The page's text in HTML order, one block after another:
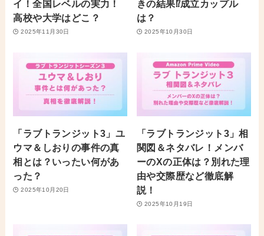
イ！全国レベルの実力！
高校や大学はどこ？
2025年11月30日
きの結果⁉︎成立カップル
は？
2025年10月30日
「ラブトランジット3」ユ
ウマ＆しおりの事件の真
相とは？いったい何があ
った？
2025年10月20日
「ラブトランジット3」相
関図＆ネタバレ！メンバ
ーのXの正体は？別れた理
由や交際歴など徹底解
説！
2025年10月19日